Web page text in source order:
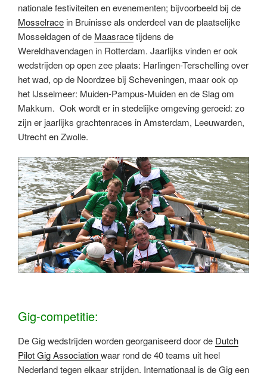
nationale festiviteiten en evenementen; bijvoorbeeld bij de
Mosselrace in Bruinisse als onderdeel van de plaatselijke
Mosseldagen of de Maasracetijdens de
Wereldhavendagen in Rotterdam. Jaarlijks vinden er ook
wedstrijden op open zee plaats: Harlingen-Terschelling over
het wad, op de Noordzee bij Scheveningen, maar ook op
het IJsselmeer: Muiden-Pampus-Muiden en de Slag om
Makkum. Ook wordt er in stedelijke omgeving geroeid: zo
zijn er jaarlijks grachtenraces in Amsterdam, Leeuwarden,
Utrecht en Zwolle.
Gig-competitie:
De Gig wedstrijden worden georganiseerd door de Dutch
Pilot Gig Associationwaar rond de 40 teams uit heel
Nederland tegen elkaar strijden. Internationaal is de Gig een